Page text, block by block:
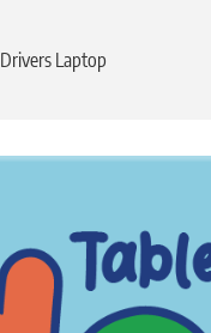
Drivers Laptop